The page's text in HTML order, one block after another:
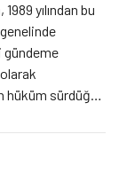
yılından bu
gündeme
hüküm sürdüğü
Birleşmiş